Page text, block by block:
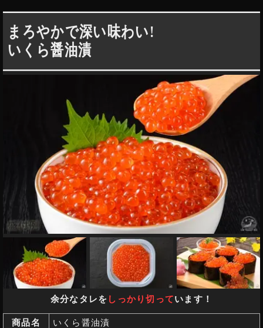
まろやかで深い味わい!
いくら醤油漬
余分なタレを しっかり切っています！
商品名 いくら醤油漬